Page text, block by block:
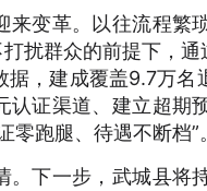
来变革。以往流程繁
扰群众的前提下，
据，建成覆盖9.7万
认证渠道、建立超期
零跑腿、待遇不断档”
。下一步，武城县将